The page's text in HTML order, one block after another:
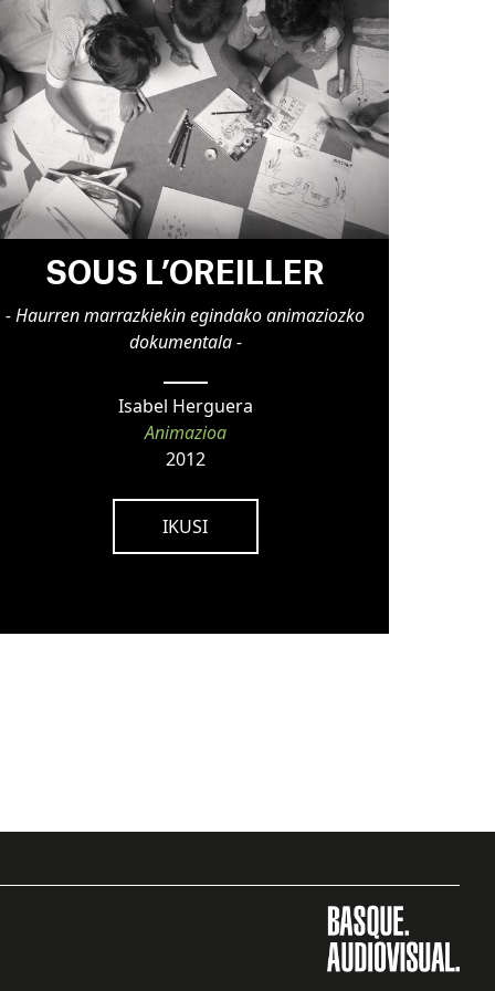
SOUS L’OREILLER
- Haurren marrazkiekin egindako animaziozko
dokumentala -
Isabel Herguera
Animazioa
2012
IKUSI